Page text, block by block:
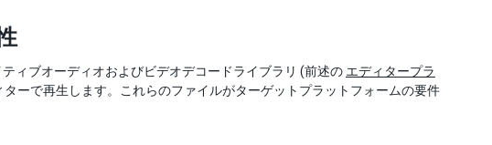
ィブオーディオおよびビデオデコードライブラリ (前述の エディタープラ
ーで再生します。これらのファイルがターゲットプラットフォームの要件